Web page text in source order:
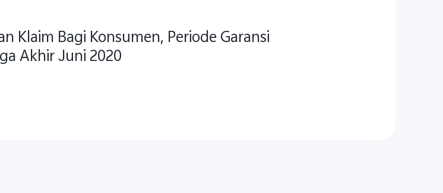
Klaim Bagi Konsumen, Periode Garansi
Akhir Juni 2020